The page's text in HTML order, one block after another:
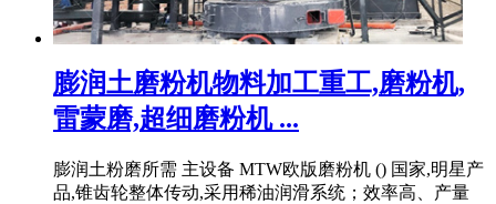
膨润土磨粉机物料加工重工,磨粉机,
雷蒙磨,超细磨粉机 ...
膨润土粉磨所需 主设备 MTW欧版磨粉机 () 国家,明星产
品,锥齿轮整体传动,采用稀油润滑系统；效率高、产量